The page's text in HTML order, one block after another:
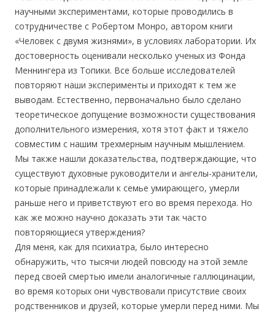
научными экспериментами, которые проводились в
сотрудничестве с Робертом Монро, автором книги
«Человек с двумя жизнями», в условиях лаборатории. Их
достоверность оценивали несколько ученых из Фонда
Меннингера из Топики. Все больше исследователей
повторяют наши эксперименты и приходят к тем же
выводам. Естественно, первоначально было сделано
теоретическое допущение возможности существования
дополнительного измерения, хотя этот факт и тяжело
совместим с нашим трехмерным научным мышлением.
Мы также нашли доказательства, подтверждающие, что
существуют духовные руководители и ангелы-хранители,
которые принадлежали к семье умирающего, умерли
раньше него и приветствуют его во время перехода. Но
как же можно научно доказать эти так часто
повторяющиеся утверждения?
Для меня, как для психиатра, было интересно
обнаружить, что тысячи людей повсюду на этой земле
перед своей смертью имели аналогичные галлюцинации,
во время которых они чувствовали присутствие своих
родственников и друзей, которые умерли перед ними. Мы